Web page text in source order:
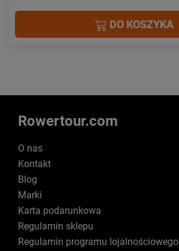
DO KOSZYKA
Rowertour.com
O nas
Kontakt
Blog
Marki
Karta podarunkowa
Regulamin sklepu
Regulamin programu lojalnościowego